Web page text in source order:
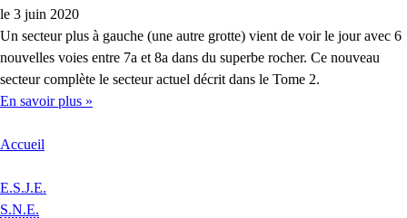
le 3 juin 2020
Un secteur plus à gauche (une autre grotte) vient de voir le jour avec 6
nouvelles voies entre 7a et 8a dans du superbe rocher. Ce nouveau
secteur complète le secteur actuel décrit dans le Tome 2.
En savoir plus »
Accueil
E.S.J.E.
S.N.E.